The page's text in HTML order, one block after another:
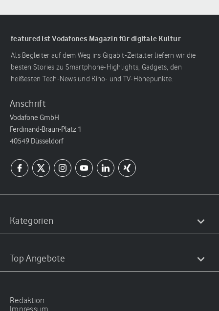
featured ist Vodafones Magazin für digitale Kultur
Als Begleiter auf dem Weg ins Gigabit-Zeitalter liefern wir die
besten Stories zu Smartphone-Highlights, Gadgets, den
heißesten Tech-News und Kino- und TV-Höhepunkte.
Anschrift
Vodafone GmbH
Ferdinand-Braun-Platz 1
40549 Düsseldorf
Kategorien
Top Angebote
Redaktion